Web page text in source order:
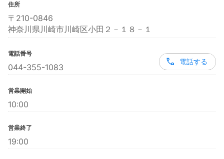
住所
〒210-0846
神奈川県川崎市川崎区小田２－１８－１
電話番号
044-355-1083
電話する
営業開始
10:00
営業終了
19:00